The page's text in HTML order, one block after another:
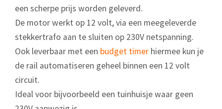
een scherpe prijs worden geleverd.
De motor werkt op 12 volt, via een meegeleverde
stekkertrafo aan te sluiten op 230V netspanning.
Ook leverbaar met een budget timer hiermee kun je
de rail automatiseren geheel binnen een 12 volt
circuit.
Ideal voor bijvoorbeeld een tuinhuisje waar geen